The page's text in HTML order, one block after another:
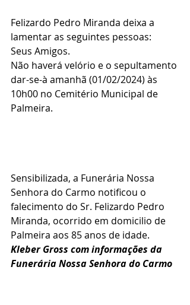
Felizardo Pedro Miranda deixa a
lamentar as seguintes pessoas:
Seus Amigos.
Não haverá velório e o sepultamento
dar-se-à amanhã (01/02/2024) às
10h00 no Cemitério Municipal de
Palmeira.
Sensibilizada, a Funerária Nossa
Senhora do Carmo notificou o
falecimento do Sr. Felizardo Pedro
Miranda, ocorrido em domicilio de
Palmeira aos 85 anos de idade.
Kleber Gross com informações da
Funerária Nossa Senhora do Carmo